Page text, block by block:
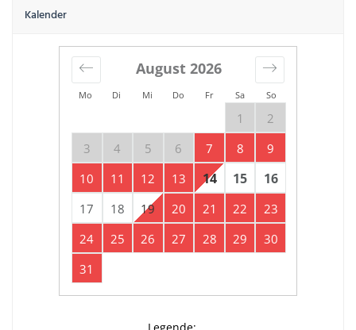
Kalender
Mo Di Mi Do Fr Sa So
August 2026
1
2
3
4 5 6 7 8
9
10
11 12 13 14 15 16
17 18 19 20 21 22
23
24
25 26 27 28 29
30
31